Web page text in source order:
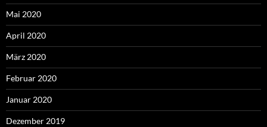
Mai 2020
April 2020
März 2020
Februar 2020
Januar 2020
Dezember 2019